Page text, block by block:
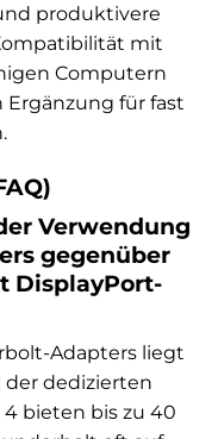
produktivere
mit
Computern
für fast
Verwendung
gegenüber
DisplayPort-
Adapters liegt
dedizierten
bieten bis zu 40